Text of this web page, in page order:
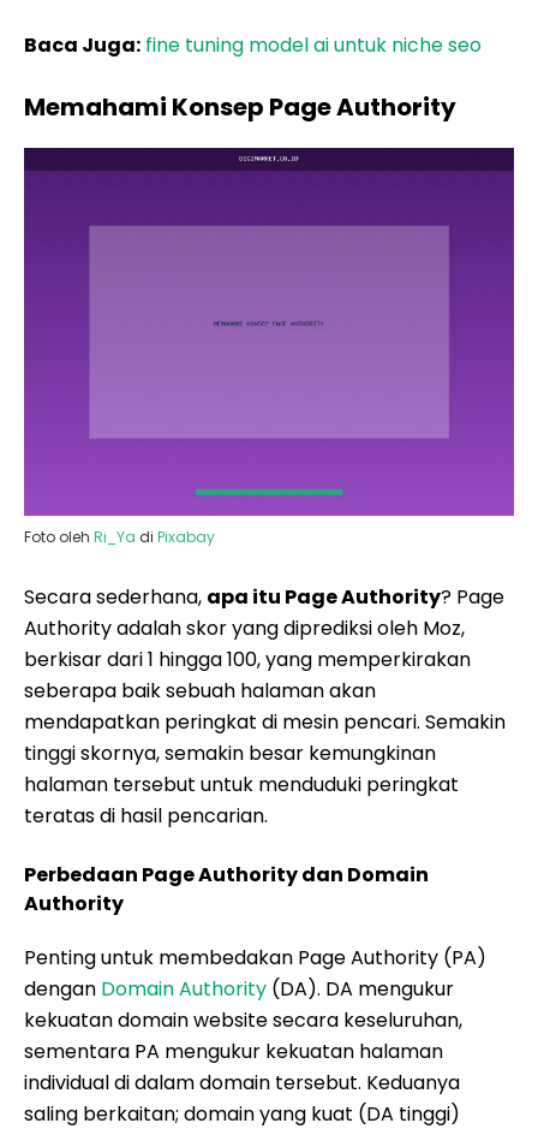
Baca Juga: fine tuning model ai untuk niche seo
Memahami Konsep Page Authority
Foto oleh Ri_Ya di Pixabay
Secara sederhana, apa itu Page Authority? Page
Authority adalah skor yang diprediksi oleh Moz,
berkisar dari 1 hingga 100, yang memperkirakan
seberapa baik sebuah halaman akan
mendapatkan peringkat di mesin pencari. Semakin
tinggi skornya, semakin besar kemungkinan
halaman tersebut untuk menduduki peringkat
teratas di hasil pencarian.
Perbedaan Page Authority dan Domain
Authority
Penting untuk membedakan Page Authority (PA)
dengan Domain Authority (DA). DA mengukur
kekuatan domain website secara keseluruhan,
sementara PA mengukur kekuatan halaman
individual di dalam domain tersebut. Keduanya
saling berkaitan; domain yang kuat (DA tinggi)